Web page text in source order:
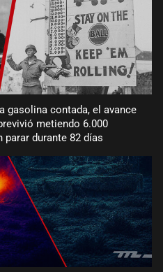
gasolina contada, el avance
metiendo 6.000
durante 82 días